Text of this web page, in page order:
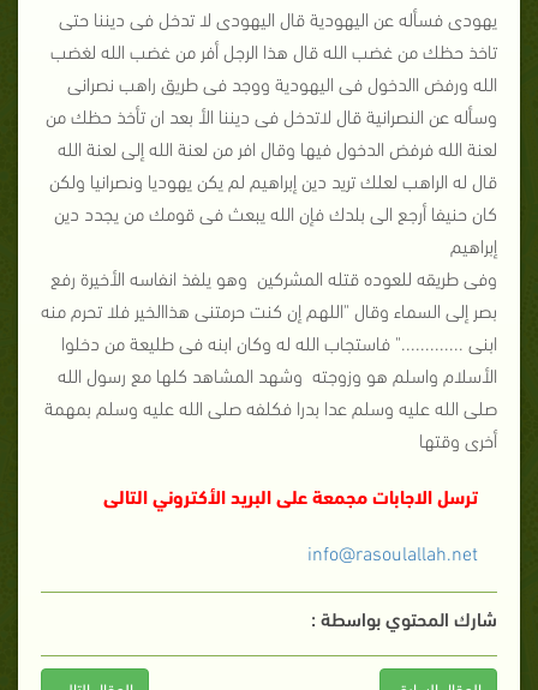
يهودىفسأله عن اليهودية قال اليهودى لا تدخل فى ديننا حتى
تاخذ حظك من غضب اللهقال هذا الرجل أفر من غضب الله لغضب
الله ورفض االدخول فى اليهودية ووجد فى طريق راهب نصرانى
وسأله عن النصرانية قال لاتدخل فى ديننا الأ بعد ان تأخذ حظك من
لعنة اللهفرفض الدخول فيها وقال افر من لعنة الله إلى لعنة الله
قال له الراهب لعلك تريد دين إبراهيم لم يكن يهوديا ونصرانيا ولكن
كان حنيفا أرجع الى بلدك فإن الله يبعث فى قومك من يجدد دين
إبراهيم
وفى طريقه للعوده قتله المشركين وهو يلفذ انفاسه الأخيرة رفع
بصر إلى السماء وقال "اللهم إن كنت حرمتنى هذاالخير فلا تحرم منه
ابنى ............." فاستجاب الله له وكان ابنه فى طليعة من دخلوا
الأسلام واسلم هو وزوجته وشهد المشاهد كلها مع رسول الله
صلى الله عليه وسلم عدا بدرا فكلفه صلى الله عليه وسلم بمهمة
أخرى وقتها
ترسل الاجابات مجمعة على البريد الأكتروني التالى
info@rasoulallah.net
شارك المحتوي بواسطة :